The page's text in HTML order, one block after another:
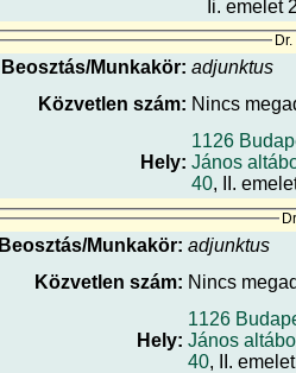
Ii. emelet
Beosztás/Munkakör: adjunktus
Közvetlen szám: Nincs
Hely:
1126
János
40, II.
Beosztás/Munkakör: adjunktus
Közvetlen szám: Nincs
Hely:
1126
János
40, II.